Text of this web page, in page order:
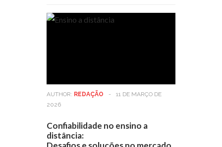
AUTHOR: REDAÇÃO -
11 DE MARÇO DE
2026
Confiabilidade no ensino a
distância: